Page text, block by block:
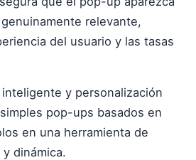
relevante,
del usuario y las tasas
y personalización
pop-ups basados en
en una herramienta de
dinámica.